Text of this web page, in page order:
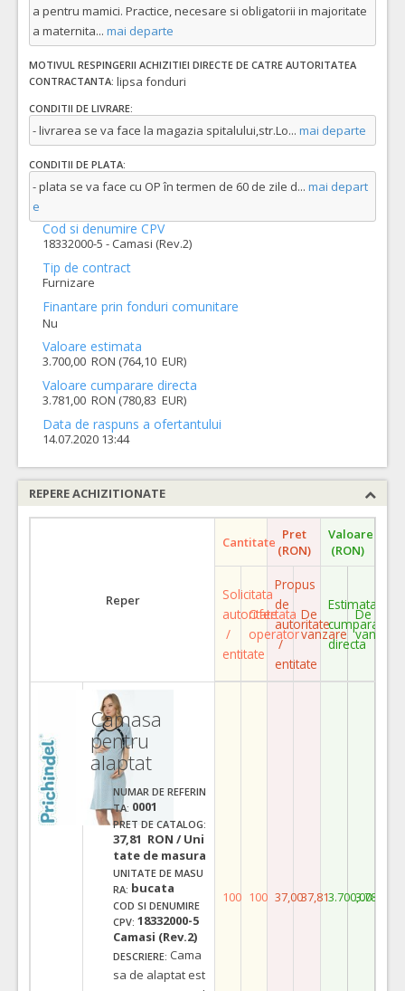
a pentru mamici. Practice, necesare si obligatorii in majoritate
a maternita... mai departe
MOTIVUL RESPINGERII ACHIZITIEI DIRECTE DE CATRE AUTORITATEA
CONTRACTANTA: lipsa fonduri
CONDITII DE LIVRARE:
- livrarea se va face la magazia spitalului,str.Lo... mai departe
CONDITII DE PLATA:
- plata se va face cu OP în termen de 60 de zile d... mai depart
e
Cod si denumire CPV
18332000-5 - Camasi (Rev.2)
Tip de contract
Furnizare
Finantare prin fonduri comunitare
Nu
Valoare estimata
3.700,00 RON (764,10 EUR)
Valoare cumparare directa
3.781,00 RON (780,83 EUR)
Data de raspuns a ofertantului
14.07.2020 13:44
REPERE ACHIZITIONATE
Reper
Cantitate Pret
(RON)
Valoare
(RON)
Solicitata
autoritate
/
entitate
Ofertata
operator
Propus
de
autoritate
/
entitate
De
vanzare
Estimata
cumparare
directa
De
vanzare
Camasa
pentru
alaptat
NUMAR DE REFERIN
TA: 0001
PRET DE CATALOG:
37,81 RON / Uni
tate de masura
UNITATE DE MASU
RA: bucata
COD SI DENUMIRE
CPV: 18332000-5
Camasi (Rev.2)
DESCRIERE: Cama
sa de alaptat est
100 100 37,0037,813.700,003.781,00